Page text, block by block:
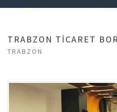
TRABZON TİCARET
TRABZON